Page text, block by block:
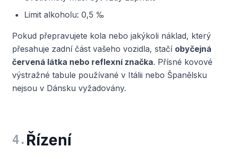
Limit alkoholu: 0,5 ‰
Pokud přepravujete kola nebo jakýkoli náklad, který
přesahuje zadní část vašeho vozidla, stačí obyčejná
červená látka nebo reflexní značka. Přísné kovové
výstražné tabule používané v Itálii nebo Španělsku
nejsou v Dánsku vyžadovány.
4. Řízení